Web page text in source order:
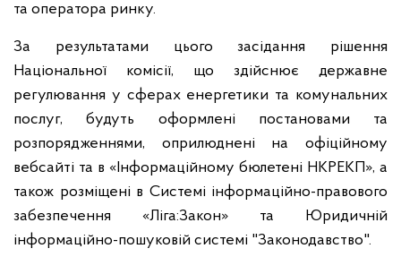
та оператора ринку.
За результатами цього засідання рішення
Національної комісії, що здійснює державне
регулювання у сферах енергетики та комунальних
послуг, будуть оформлені постановами та
розпорядженнями, оприлюднені на офіційному
вебсайті та в «Інформаційному бюлетені НКРЕКП», а
також розміщені в Системі інформаційно-правового
забезпечення «Ліга:Закон» та Юридичній
інформаційно-пошуковій системі "Законодавство".